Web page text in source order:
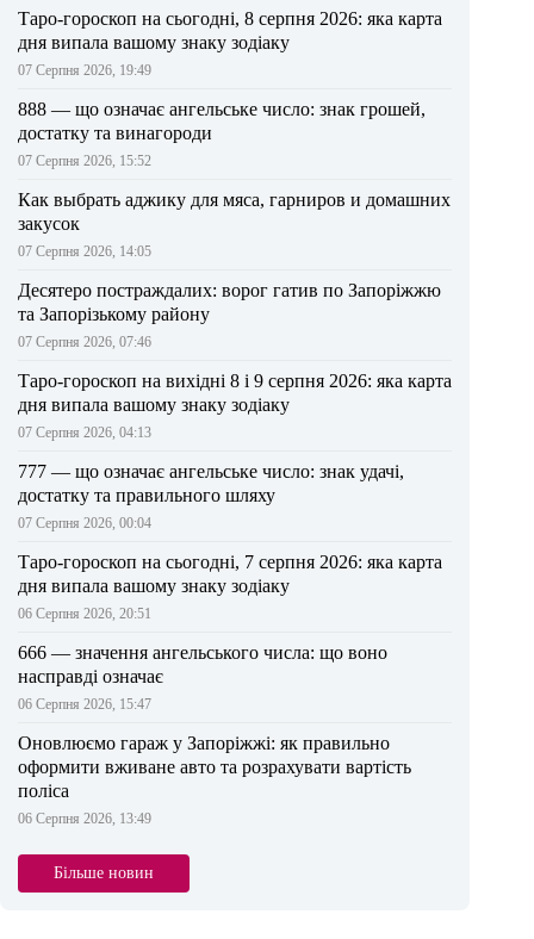
Таро-гороскоп на сьогодні, 8 серпня 2026: яка карта
дня випала вашому знаку зодіаку
07 Серпня 2026, 19:49
888 — що означає ангельське число: знак грошей,
достатку та винагороди
07 Серпня 2026, 15:52
Как выбрать аджику для мяса, гарниров и домашних
закусок
07 Серпня 2026, 14:05
Десятеро постраждалих: ворог гатив по Запоріжжю
та Запорізькому району
07 Серпня 2026, 07:46
Таро-гороскоп на вихідні 8 і 9 серпня 2026: яка карта
дня випала вашому знаку зодіаку
07 Серпня 2026, 04:13
777 — що означає ангельське число: знак удачі,
достатку та правильного шляху
07 Серпня 2026, 00:04
Таро-гороскоп на сьогодні, 7 серпня 2026: яка карта
дня випала вашому знаку зодіаку
06 Серпня 2026, 20:51
666 — значення ангельського числа: що воно
насправді означає
06 Серпня 2026, 15:47
Оновлюємо гараж у Запоріжжі: як правильно
оформити вживане авто та розрахувати вартість
поліса
06 Серпня 2026, 13:49
Більше новин